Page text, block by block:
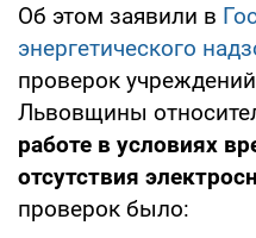
Об этом заявили в
энергетического
проверок
Львовщины
работе в условиях
отсутствия
проверок было: